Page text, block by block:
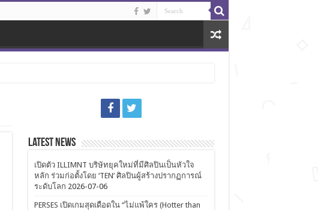
Latest News
เปิดตัว ILLIMNT บริษัทยุคใหม่ที่มีศิลปินเป็นหัวใจ
หลัก ร่วมก่อตั้งโดย ‘TEN’ ศิลปินผู้สร้างปรากฏการณ์
ระดับโลก 2026-07-06
PERSES เปิดเกมสุดเดือดใน “ไม่แพ้ใคร (Hotter than